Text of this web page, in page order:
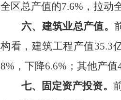
全区总产值的7.6% ，拉动
六、 建筑业总产值。
构看， 建筑工程产值35.3
8% ，下降6.6% ；其他产值
七、
固定资产投资。